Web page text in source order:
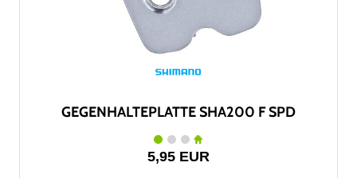
GEGENHALTEPLATTE SHA200 F SPD
5,95 EUR